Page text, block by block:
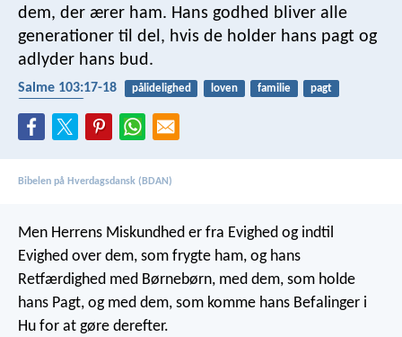
dem, der ærer ham. Hans godhed bliver alle
generationer til del, hvis de holder hans pagt og
adlyder hans bud.
Salme 103:17-18 pålidelighed loven familie
pagt
Bibelen på Hverdagsdansk (BDAN)
Men Herrens Miskundhed er fra Evighed og indtil
Evighed over dem, som frygte ham, og hans
Retfærdighed med Børnebørn, med dem, som holde
hans Pagt, og med dem, som komme hans Befalinger i
Hu for at gøre derefter.